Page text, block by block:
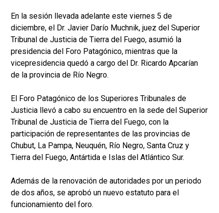
En la sesión llevada adelante este viernes 5 de
diciembre, el Dr. Javier Darío Muchnik, juez del Superior
Tribunal de Justicia de Tierra del Fuego, asumió la
presidencia del Foro Patagónico, mientras que la
vicepresidencia quedó a cargo del Dr. Ricardo Apcarían
de la provincia de Río Negro.
El Foro Patagónico de los Superiores Tribunales de
Justicia llevó a cabo su encuentro en la sede del Superior
Tribunal de Justicia de Tierra del Fuego, con la
participación de representantes de las provincias de
Chubut, La Pampa, Neuquén, Río Negro, Santa Cruz y
Tierra del Fuego, Antártida e Islas del Atlántico Sur.
Además de la renovación de autoridades por un periodo
de dos años, se aprobó un nuevo estatuto para el
funcionamiento del foro.